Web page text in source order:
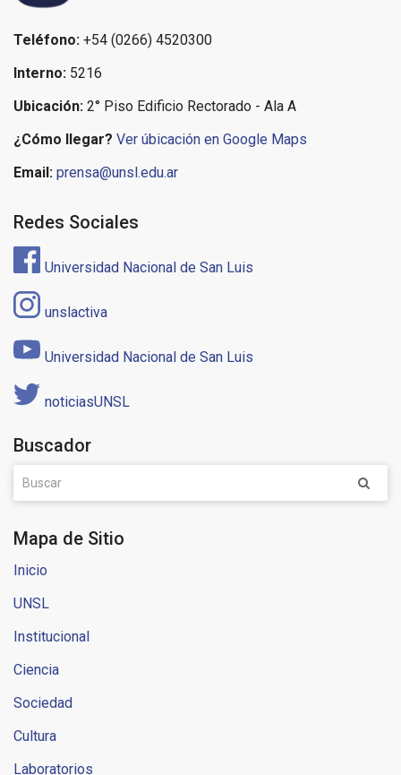
Teléfono: +54 (0266) 4520300
Interno: 5216
Ubicación: 2° Piso Edificio Rectorado - Ala A
¿Cómo llegar? Ver úbicación en Google Maps
Email: prensa@unsl.edu.ar
Redes Sociales
Universidad Nacional de San Luis
unslactiva
Universidad Nacional de San Luis
noticiasUNSL
Buscador
Mapa de Sitio
Inicio
UNSL
Institucional
Ciencia
Sociedad
Cultura
Laboratorios